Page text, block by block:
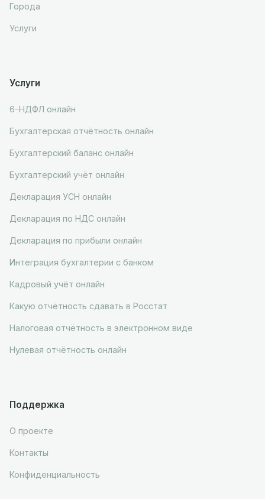
Города
Услуги
Услуги
6-НДФЛ онлайн
Бухгалтерская отчётность онлайн
Бухгалтерский баланс онлайн
Бухгалтерский учёт онлайн
Декларация УСН онлайн
Декларация по НДС онлайн
Декларация по прибыли онлайн
Интеграция бухгалтерии с банком
Кадровый учёт онлайн
Какую отчётность сдавать в Росстат
Налоговая отчётность в электронном виде
Нулевая отчётность онлайн
Поддержка
О проекте
Контакты
Конфиденциальность